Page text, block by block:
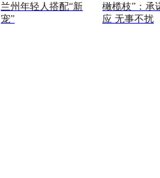
兰州年轻人搭配“新
宠”
橄榄枝”：承
应 无事不扰